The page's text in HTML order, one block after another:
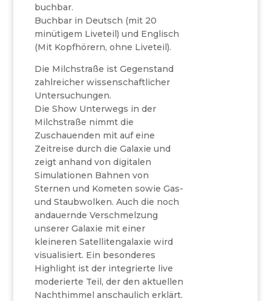
buchbar.
Buchbar in Deutsch (mit 20
minütigem Liveteil) und Englisch
(Mit Kopfhörern, ohne Liveteil).
Die Milchstraße ist Gegenstand
zahlreicher wissenschaftlicher
Untersuchungen.
Die Show Unterwegs in der
Milchstraße nimmt die
Zuschauenden mit auf eine
Zeitreise durch die Galaxie und
zeigt anhand von digitalen
Simulationen Bahnen von
Sternen und Kometen sowie Gas-
und Staubwolken. Auch die noch
andauernde Verschmelzung
unserer Galaxie mit einer
kleineren Satellitengalaxie wird
visualisiert. Ein besonderes
Highlight ist der integrierte live
moderierte Teil, der den aktuellen
Nachthimmel anschaulich erklärt.